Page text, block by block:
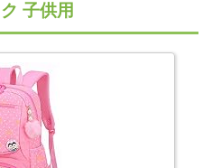
子供用